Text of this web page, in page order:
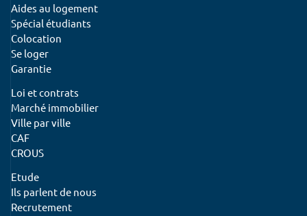
Aides au logement
Spécial étudiants
Colocation
Se loger
Garantie
Loi et contrats
Marché immobilier
Ville par ville
CAF
CROUS
Etude
Ils parlent de nous
Recrutement